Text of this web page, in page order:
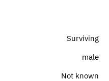
Surviving
male
Not known